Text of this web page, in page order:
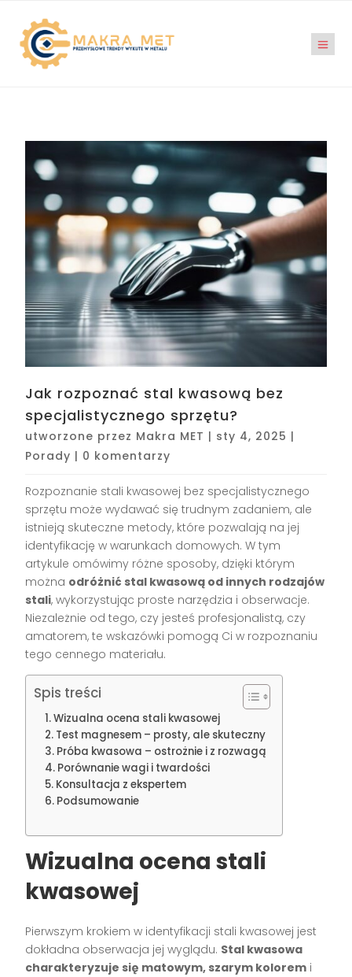
Jak rozpoznać stal kwasową bez
specjalistycznego sprzętu?
utworzone przez Makra MET | sty 4, 2025 |
Porady | 0 komentarzy
Rozpoznanie stali kwasowej bez specjalistycznego
sprzętu może wydawać się trudnym zadaniem, ale
istnieją skuteczne metody, które pozwalają na jej
identyfikację w warunkach domowych. W tym
artykule omówimy różne sposoby, dzięki którym
można odróżnić stal kwasową od innych rodzajów
stali, wykorzystując proste narzędzia i obserwacje.
Niezależnie od tego, czy jesteś profesjonalistą, czy
amatorem, te wskazówki pomogą Ci w rozpoznaniu
tego cennego materiału.
Spis treści
Wizualna ocena stali kwasowej
Test magnesem – prosty, ale skuteczny
Próba kwasowa – ostrożnie i z rozwagą
Porównanie wagi i twardości
Konsultacja z ekspertem
Podsumowanie
Wizualna ocena stali
kwasowej
Pierwszym krokiem w identyfikacji stali kwasowej jest
dokładna obserwacja jej wyglądu. Stal kwasowa
charakteryzuje się matowym, szarym kolorem i